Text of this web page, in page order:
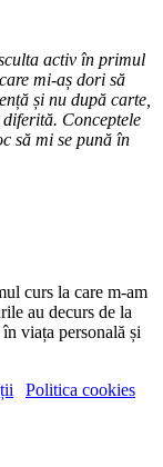
activ în primul
mi-aș dori să
și nu după carte,
Conceptele
să mi se pună în
curs la care m-am
au decurs de la
viața personală și
Politica cookies